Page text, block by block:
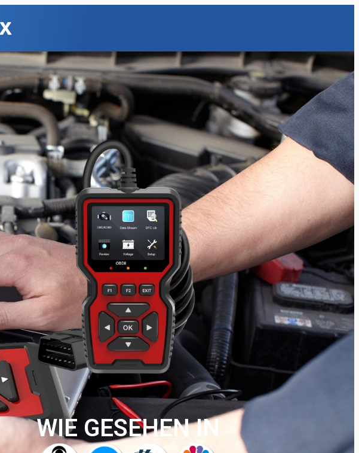
WIE GESEHEN IN